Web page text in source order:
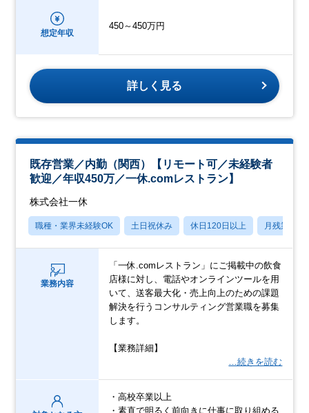
想定年収
450～450万円
詳しく見る
既存営業／内勤（関西）【リモート可／未経験者
歓迎／年収450万／一休.comレストラン】
株式会社一休
職種・業界未経験OK 土日祝休み 休日120日以上 月残業20
業務内容
「一休.comレストラン」にご掲載中の飲食
店様に対し、電話やオンラインツールを用
いて、送客最大化・売上向上のための課題
解決を行うコンサルティング営業職を募集
します。
【業務詳細】
…続きを読む
・高校卒業以上
・素直で明るく前向きに仕事に取り組める